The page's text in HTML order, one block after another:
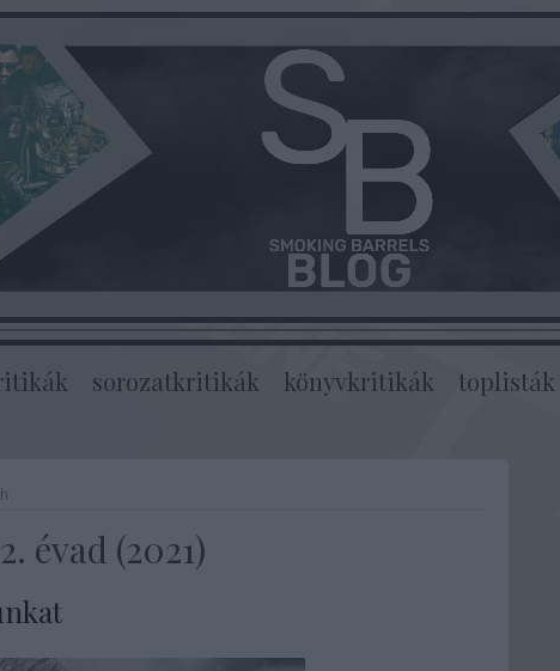
sorozatkritikák könyvkritikák toplisták
évad (2021)